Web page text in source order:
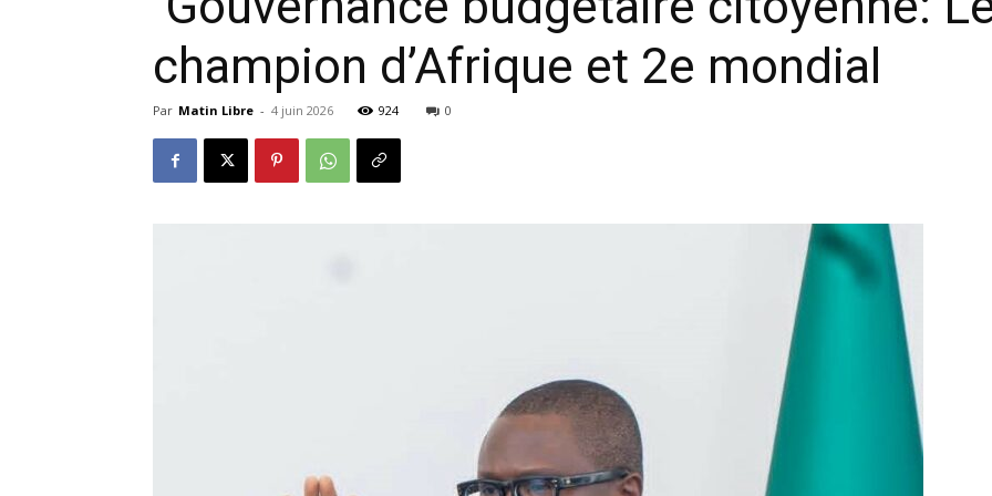
champion d’Afrique et 2e mondial
Par Matin Libre - 4 juin 2026 924 0